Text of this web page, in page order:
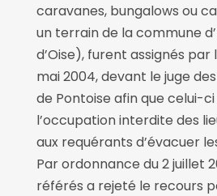
caravanes, bungalows ou
un terrain de la commune
d’Oise), furent assignés
mai 2004, devant le juge
de Pontoise afin que celui-
l’occupation interdite des
aux requérants d’évacuer
Par ordonnance du 2 juillet
référés a rejeté le recours